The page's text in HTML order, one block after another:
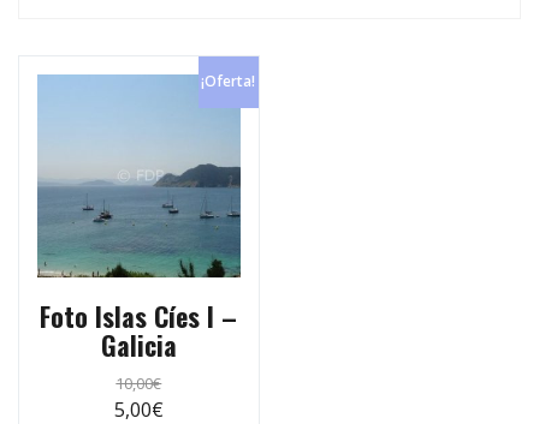
¡Oferta!
Foto Islas Cíes I –
Galicia
10,00€
5,00€